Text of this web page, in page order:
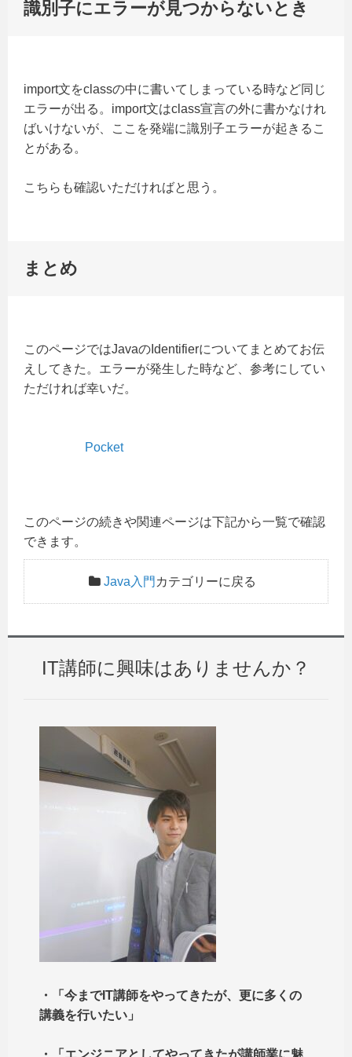
識別子にエラーが見つからないとき
import文をclassの中に書いてしまっている時など同じ
エラーが出る。import文はclass宣言の外に書かなけれ
ばいけないが、ここを発端に識別子エラーが起きるこ
とがある。
こちらも確認いただければと思う。
まとめ
このページではJavaのIdentifierについてまとめてお伝
えしてきた。エラーが発生した時など、参考にしてい
ただければ幸いだ。
Pocket
このページの続きや関連ページは下記から一覧で確認
できます。
Java入門 カテゴリーに戻る
IT講師に興味はありませんか？
・「今までIT講師をやってきたが、更に多くの
講義を行いたい」
・「エンジニアとしてやってきたが講師業に魅